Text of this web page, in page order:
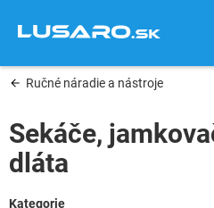
obsah
Ručné náradie a nástroje
Sekáče,
dláta